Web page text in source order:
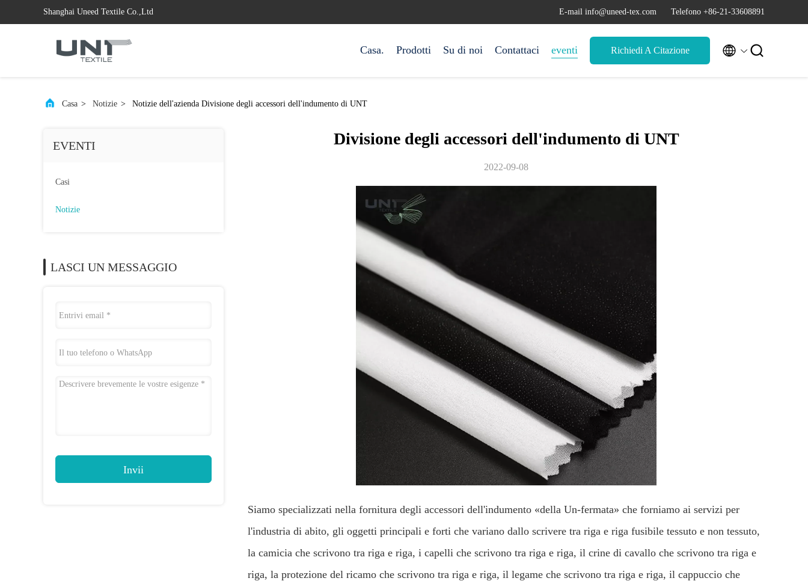
Shanghai Uneed Textile Co.,Ltd E-mail info@uneed-tex.com Telefono +86-21-33608891
Casa. Prodotti Su di noi Contattaci eventi Richiedi A Citazione  
Casa > Notizie > Notizie dell'azienda Divisione degli accessori dell'indumento di UNT
EVENTI
Casi
Notizie
LASCI UN MESSAGGIO
Invii
Divisione degli accessori dell'indumento di UNT
2022-09-08
Siamo specializzati nella fornitura degli accessori dell'indumento «della Un-fermata» che forniamo ai servizi per
l'industria di abito, gli oggetti principali e forti che variano dallo scrivere tra riga e riga fusibile tessuto e non tessuto,
la camicia che scrivono tra riga e riga, i capelli che scrivono tra riga e riga, il crine di cavallo che scrivono tra riga e
riga, la protezione del ricamo che scrivono tra riga e riga, il legame che scrivono tra riga e riga, il cappuccio che